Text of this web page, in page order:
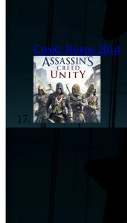
Creed: Rogue 2014